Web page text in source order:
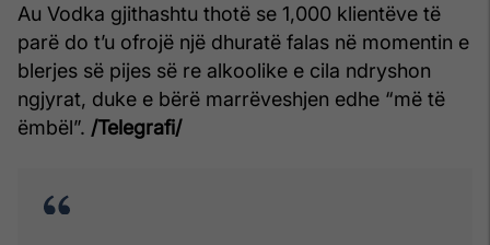
Au Vodka gjithashtu thotë se 1,000 klientëve të
parë do t’u ofrojë një dhuratë falas në momentin e
blerjes së pijes së re alkoolike e cila ndryshon
ngjyrat, duke e bërë marrëveshjen edhe “më të
ëmbël”. /Telegrafi/